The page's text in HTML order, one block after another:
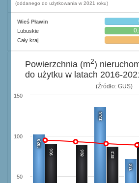
(oddanego do użytkowania w 2021 roku)
Wieś Pławin
Lubuskie
Cały kraj
(Źródło: GUS)
102,0
136,0
72,0
90,6 89,6 87,3
50
100
150
Powierzchnia (m2)
do użytku w latach 2016-